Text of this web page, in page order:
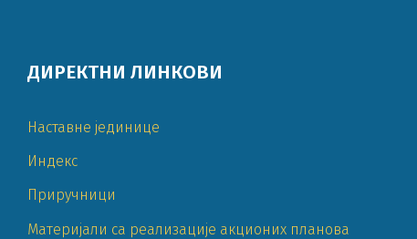
ДИРЕКТНИ ЛИНКОВИ
Наставне јединице
Индекс
Приручници
Материјали са реализације акционих планова